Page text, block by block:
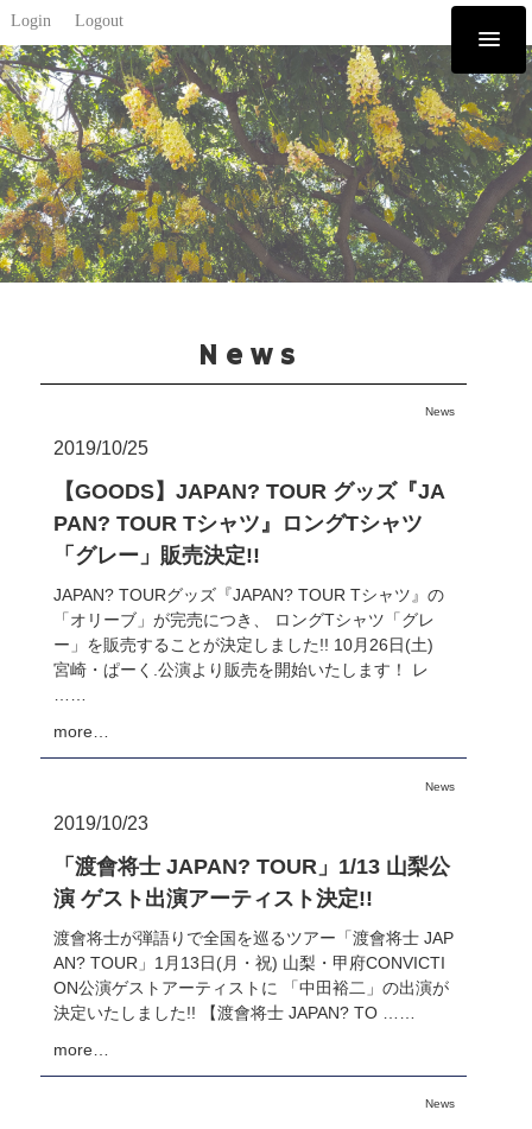
Login Logout
News
News
2019/10/25
【GOODS】JAPAN? TOUR グッズ『JA
PAN? TOUR Tシャツ』ロングTシャツ
「グレー」販売決定!!
JAPAN? TOURグッズ『JAPAN? TOUR Tシャツ』の
「オリーブ」が完売につき、 ロングTシャツ「グレ
ー」を販売することが決定しました!! 10月26日(土)
宮崎・ぱーく.公演より販売を開始いたします！ レ
……
more…
News
2019/10/23
「渡會将士 JAPAN? TOUR」1/13 山梨公
演 ゲスト出演アーティスト決定!!
渡會将士が弾語りで全国を巡るツアー「渡會将士 JAP
AN? TOUR」1月13日(月・祝) 山梨・甲府CONVICTI
ON公演ゲストアーティストに 「中田裕二」の出演が
決定いたしました!! 【渡會将士 JAPAN? TO ……
more…
News